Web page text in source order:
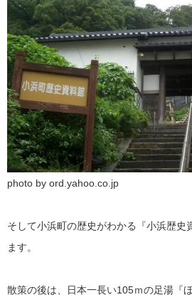
photo by ord.yahoo.co.jp
そして小浜町の歴史がわかる『小浜歴史
ます。
散策の後は、日本一長い105ｍの足湯『